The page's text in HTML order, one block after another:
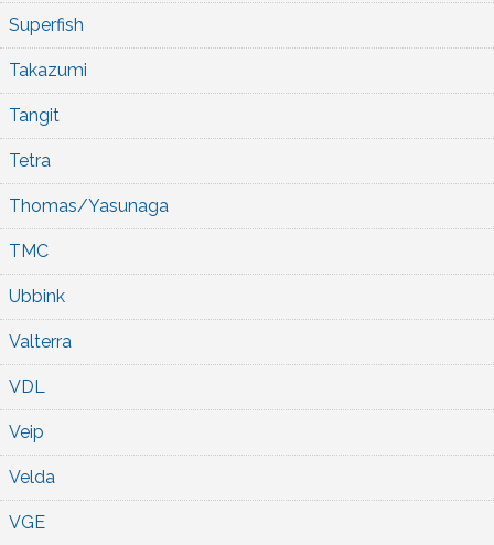
Superfish
Takazumi
Tangit
Tetra
Thomas/Yasunaga
TMC
Ubbink
Valterra
VDL
Veip
Velda
VGE